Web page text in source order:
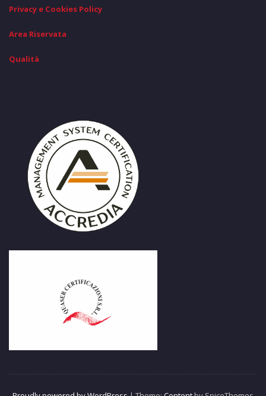
Privacy e Cookies Policy
Area Riservata
Qualità